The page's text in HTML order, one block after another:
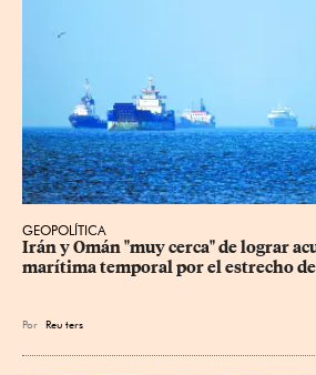
GEOPOLÍTICA
Irán y Omán "muy cerca" de lograr
marítima temporal por el estrecho
Por Reu ters